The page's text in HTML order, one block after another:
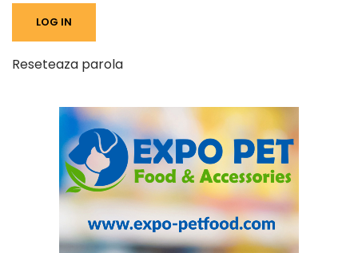
Reseteaza parola